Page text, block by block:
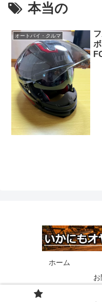
本当の
オートバイ・クルマ
ホーム
© 2020 いか